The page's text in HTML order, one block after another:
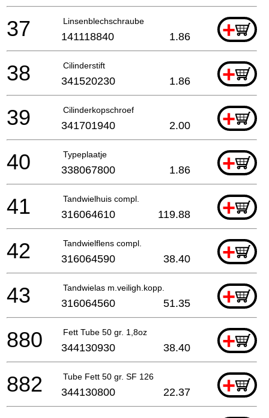
Linsenblechschraube +
37 141118840 1.86
Cilinderstift +
38 341520230 1.86
Cilinderkopschroef +
39 341701940 2.00
Typeplaatje +
40 338067800 1.86
Tandwielhuis compl. +
41 316064610 119.88
Tandwielflens compl. +
42 316064590 38.40
Tandwielas m.veiligh.kopp. +
43 316064560 51.35
Fett Tube 50 gr. 1,8oz +
880 344130930 38.40
Tube Fett 50 gr. SF 126 +
882 344130800 22.37